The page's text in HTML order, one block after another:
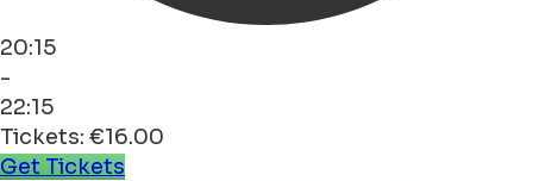
20:15
-
22:15
Tickets: €16.00
Get Tickets